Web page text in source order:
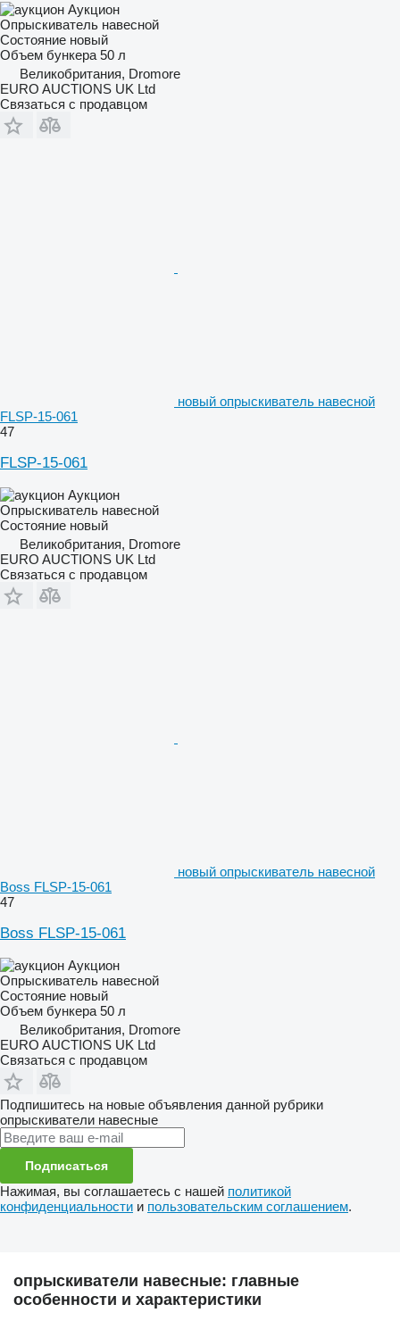
Аукцион
Опрыскиватель навесной
Состояние новый
Объем бункера 50 л
Великобритания, Dromore
EURO AUCTIONS UK Ltd
Связаться с продавцом
новый опрыскиватель навесной
FLSP-15-061
47
FLSP-15-061
Аукцион
Опрыскиватель навесной
Состояние новый
Великобритания, Dromore
EURO AUCTIONS UK Ltd
Связаться с продавцом
новый опрыскиватель навесной
Boss FLSP-15-061
47
Boss FLSP-15-061
Аукцион
Опрыскиватель навесной
Состояние новый
Объем бункера 50 л
Великобритания, Dromore
EURO AUCTIONS UK Ltd
Связаться с продавцом
Подпишитесь на новые объявления данной рубрики
опрыскиватели навесные
Подписаться
Нажимая, вы соглашаетесь с нашей политикой
конфиденциальности и пользовательским соглашением.
опрыскиватели навесные: главные
особенности и характеристики